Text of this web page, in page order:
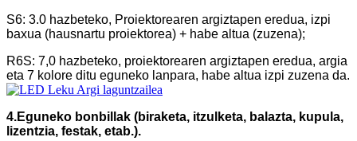
S6: 3.0 hazbeteko, Proiektorearen argiztapen eredua, izpi
baxua (hausnartu proiektorea) + habe altua (zuzena);
R6S: 7,0 hazbeteko, proiektorearen argiztapen eredua, argia
eta 7 kolore ditu eguneko lanpara, habe altua izpi zuzena da.
4.Eguneko bonbillak (biraketa, itzulketa, balazta, kupula,
lizentzia, festak, etab.).